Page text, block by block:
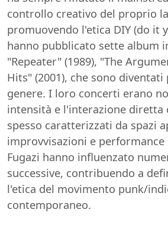
controllo creativo del proprio
promuovendo l'etica DIY (do it
hanno pubblicato sette album
"Repeater" (1989), "The
Hits" (2001), che sono
genere. I loro concerti erano
intensità e l'interazione diretta
spesso caratterizzati da spazi
improvvisazioni e performance
Fugazi hanno influenzato
successive, contribuendo a
l'etica del movimento punk/
contemporaneo.